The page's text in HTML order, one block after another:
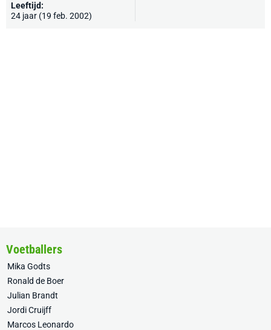
Leeftijd:
24 jaar (19 feb. 2002)
Voetballers
Mika Godts
Ronald de Boer
Julian Brandt
Jordi Cruijff
Marcos Leonardo